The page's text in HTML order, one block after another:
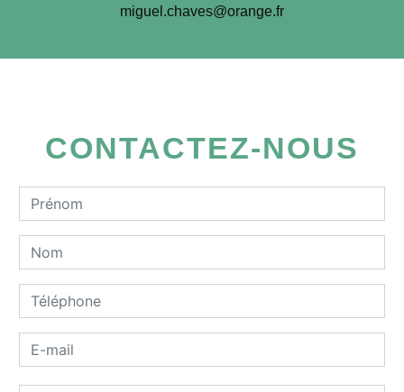
miguel.chaves@orange.fr
CONTACTEZ-NOUS